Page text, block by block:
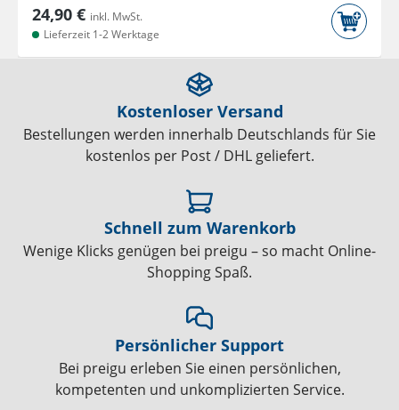
24,90 € inkl. MwSt.
Lieferzeit 1-2 Werktage
Kostenloser Versand
Bestellungen werden innerhalb Deutschlands für Sie
kostenlos per Post / DHL geliefert.
Schnell zum Warenkorb
Wenige Klicks genügen bei preigu – so macht Online-
Shopping Spaß.
Persönlicher Support
Bei preigu erleben Sie einen persönlichen,
kompetenten und unkomplizierten Service.